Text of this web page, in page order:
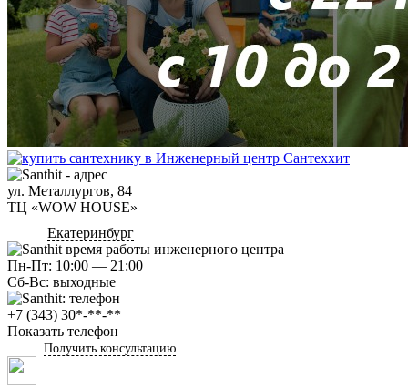
ул. Металлургов, 84
ТЦ «WOW HOUSE»
Екатеринбург
Пн-Пт: 10:00 — 21:00
Сб-Вс: выходные
+7 (343) 30*-**-**
Показать телефон
Получить консультацию